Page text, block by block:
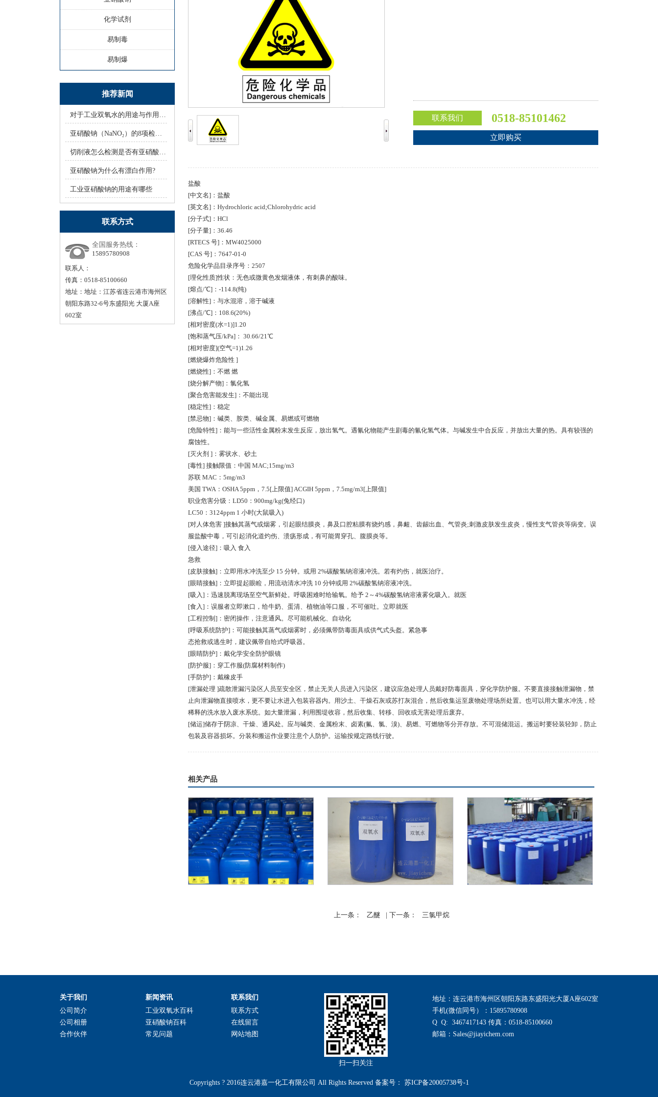
化学试剂
易制毒
易制爆
推荐新闻
对于工业双氧水的用途与作用，你知道多
亚硝酸钠（NaNO₂）的8项检验方法
切削液怎么检测是否有亚硝酸钠？
亚硝酸钠为什么有漂白作用?
工业亚硝酸钠的用途有哪些
联系方式
全国服务热线：
15895780908
联系人：
传真：0518-85100660
地址：地址：江苏省连云港市海州区
朝阳东路32-6号东盛阳光 大厦A座
602室
联系我们 0518-85101462
立即购买
盐酸
[中文名]：盐酸
[英文名]：Hydrochloric acid;Chlorohydric acid
[分子式]：HCl
[分子量]：36.46
[RTECS 号]：MW4025000
[CAS 号]：7647-01-0
危险化学品目录序号：2507
[理化性质]性状：无色或微黄色发烟液体，有刺鼻的酸味。
[熔点/℃]：-114.8(纯)
[溶解性]：与水混溶，溶于碱液
[沸点/℃]：108.6(20%)
[相对密度(水=1)]1.20
[饱和蒸气压/kPa]： 30.66/21℃
[相对密度](空气=1)1.26
[燃烧爆炸危险性 ]
[燃烧性]：不燃 燃
[烧分解产物]：氯化氢
[聚合危害能发生]：不能出现
[稳定性]：稳定
[禁忌物]：碱类、胺类、碱金属、易燃或可燃物
[危险特性]：能与一些活性金属粉末发生反应，放出氢气。遇氰化物能产生剧毒的氰化氢气体。与碱发生中合反应，并放出大量的热。具有较强的
腐蚀性。
[灭火剂 ]：雾状水、砂土
[毒性] 接触限值：中国 MAC;15mg/m3
苏联 MAC：5mg/m3
美国 TWA：OSHA 5ppm，7.5[上限值] ACGIH 5ppm，7.5mg/m3[上限值]
职业危害分级：LD50：900mg/kg(兔经口)
LC50：3124ppm 1 小时(大鼠吸入)
[对人体危害 ]接触其蒸气或烟雾，引起眼结膜炎，鼻及口腔粘膜有烧灼感，鼻衄、齿龈出血、气管炎;刺激皮肤发生皮炎，慢性支气管炎等病变。误
服盐酸中毒，可引起消化道灼伤、溃疡形成，有可能胃穿孔、腹膜炎等。
[侵入途径]：吸入 食入
急救
[皮肤接触]：立即用水冲洗至少 15 分钟。或用 2%碳酸氢钠溶液冲洗。若有灼伤，就医治疗。
[眼睛接触]：立即提起眼睑，用流动清水冲洗 10 分钟或用 2%碳酸氢钠溶液冲洗。
[吸入]：迅速脱离现场至空气新鲜处。呼吸困难时给输氧。给予 2～4%碳酸氢钠溶液雾化吸入。就医
[食入]：误服者立即漱口，给牛奶、蛋清、植物油等口服，不可催吐。立即就医
[工程控制]：密闭操作，注意通风。尽可能机械化、自动化
[呼吸系统防护]：可能接触其蒸气或烟雾时，必须佩带防毒面具或供气式头盔。紧急事
态抢救或逃生时，建议佩带自给式呼吸器。
[眼睛防护]：戴化学安全防护眼镜
[防护服]：穿工作服(防腐材料制作)
[手防护]：戴橡皮手
[泄漏处理 ]疏散泄漏污染区人员至安全区，禁止无关人员进入污染区，建议应急处理人员戴好防毒面具，穿化学防护服。不要直接接触泄漏物，禁
止向泄漏物直接喷水，更不要让水进入包装容器内。用沙土、干燥石灰或苏打灰混合，然后收集运至废物处理场所处置。也可以用大量水冲洗，经
稀释的洗水放入废水系统。如大量泄漏，利用围堤收容，然后收集、转移、回收或无害处理后废弃。
[储运]储存于阴凉、干燥、通风处。应与碱类、金属粉末、卤素(氟、氯、溴)、易燃、可燃物等分开存放。不可混储混运。搬运时要轻装轻卸，防止
包装及容器损坏。分装和搬运作业要注意个人防护。运输按规定路线行驶。
相关产品
上一条： 乙醚 | 下一条： 三氯甲烷
关于我们
公司简介
公司相册
合作伙伴
新闻资讯
工业双氧水百科
亚硝酸钠百科
常见问题
联系我们
联系方式
在线留言
网站地图
扫一扫关注
地址：连云港市海州区朝阳东路东盛阳光大厦A座602室
手机(微信同号）：15895780908
Q Q: 3467417143 传真：0518-85100660
邮箱： Sales@jiayichem.com
Copyrights ? 2016连云港嘉一化工有限公司 All Rights Reserved 备案号： 苏ICP备20005738号-1